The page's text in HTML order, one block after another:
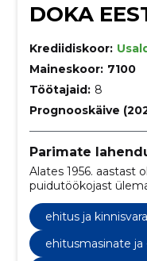
DOKA
Krediidiskoor:
Maineskoor: 7100
Töötajaid: 8
Prognooskäive
Parimate
Alates 1956. aastast
puidutöökojast
all.
ehitus ja kinnisvara
ehitusmasinate